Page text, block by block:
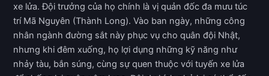
xe lửa. Đội trưởng của họ chính là vị quản đốc đa mưu túc
trí Mã Nguyên (Thành Long). Vào ban ngày, những công
nhân ngành đường sắt này phục vụ cho quân đội Nhật,
nhưng khi đêm xuống, họ lợi dụng những kỹ năng như
nhảy tàu, bắn súng, cùng sự quen thuộc với tuyến xe lửa